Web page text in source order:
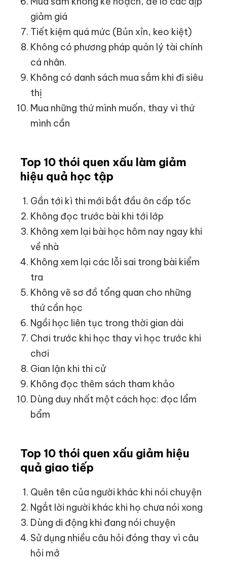
giảm giá
Tiết kiệm quá mức (Bủn xỉn, keo kiệt)
Không có phương pháp quản lý tài chính
cá nhân.
Không có danh sách mua sắm khi đi siêu
thị
Mua những thứ mình muốn, thay vì thứ
mình cần
Top 10 thói quen xấu làm giảm
hiệu quả học tập
Gần tới kì thi mới bắt đầu ôn cấp tốc
Không đọc trước bài khi tới lớp
Không xem lại bài học hôm nay ngay khi
về nhà
Không xem lại các lỗi sai trong bài kiểm
tra
Không vẽ sơ đồ tổng quan cho những
thứ cần học
Ngồi học liên tục trong thời gian dài
Chơi trước khi học thay vì học trước khi
chơi
Gian lận khi thi cử
Không đọc thêm sách tham khảo
Dùng duy nhất một cách học: đọc lẩm
bẩm
Top 10 thói quen xấu giảm hiệu
quả giao tiếp
Quên tên của người khác khi nói chuyện
Ngắt lời người khác khi họ chưa nói xong
Dùng di động khi đang nói chuyện
Sử dụng nhiều câu hỏi đóng thay vì câu
hỏi mở